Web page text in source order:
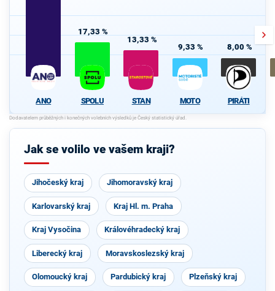
ANO
17,33 %
SPOLU
13,33 %
STAN
9,33 %
MOTO
8,00 %
PIRÁTI
Jak se volilo ve vašem kraji?
Jihočeský kraj Jihomoravský kraj
Karlovarský kraj Kraj Hl. m. Praha
Kraj Vysočina Královéhradecký kraj
Liberecký kraj Moravskoslezský kraj
Olomoucký kraj Pardubický kraj Plzeňský kraj